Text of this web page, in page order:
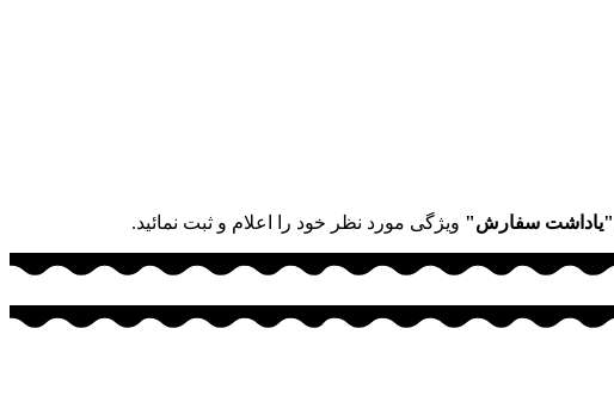
"یاداشت سفارش" ویژگی مورد نظر خود را اعلام و ثبت نمائید.